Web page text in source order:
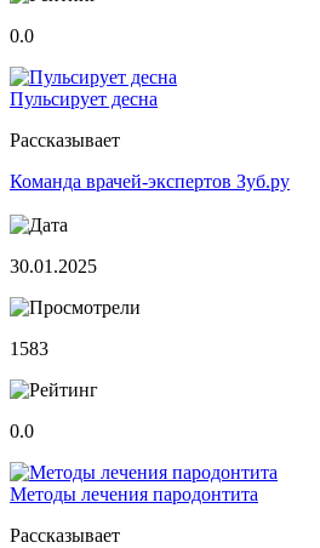
0.0
Пульсирует десна
Рассказывает
Команда врачей-экспертов Зуб.ру
30.01.2025
1583
0.0
Методы лечения пародонтита
Рассказывает